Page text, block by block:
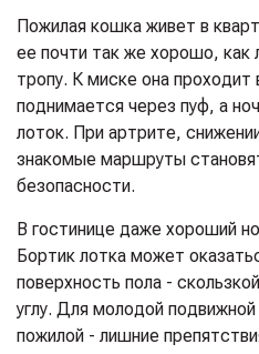
Пожилая кошка живет в
ее почти так же хорошо, как
тропу. К миске она
поднимается через пуф, а
лоток. При артрите,
знакомые маршруты
безопасности.
В гостинице даже хороший
Бортик лотка может
поверхность пола -
углу. Для молодой
пожилой - лишние